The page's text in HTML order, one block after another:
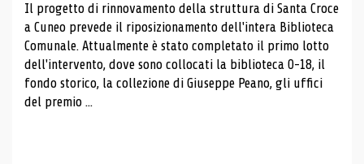
Il progetto di rinnovamento della struttura di Santa Croce
a Cuneo prevede il riposizionamento dell'intera Biblioteca
Comunale. Attualmente è stato completato il primo lotto
dell'intervento, dove sono collocati la biblioteca 0-18, il
fondo storico, la collezione di Giuseppe Peano, gli uffici
del premio ...